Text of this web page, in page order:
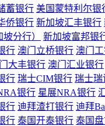
蓄银行 美国蒙特利尔银
侨银行 新加坡汇丰银行
分行）
新加坡富邦银
行 澳门立桥银行 澳门
大丰银行 澳门汇业银行
行 瑞士CIM银行 瑞士瑞
银行 星展NRA银行
行 迪拜渣打银行 迪拜
行 泰国开泰银行 泰国